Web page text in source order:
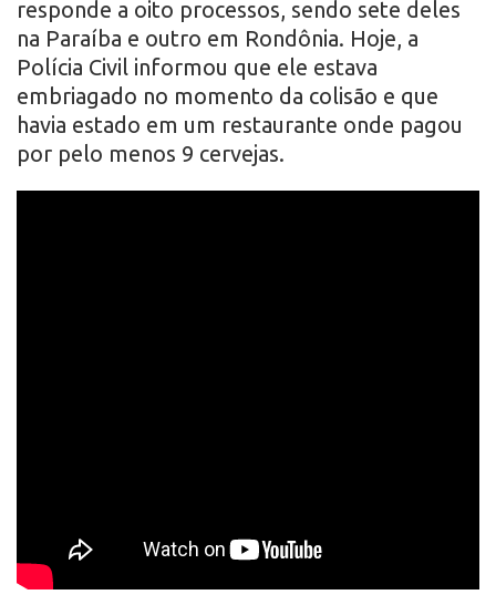
responde a oito processos, sendo sete deles
na Paraíba e outro em Rondônia. Hoje, a
Polícia Civil informou que ele estava
embriagado no momento da colisão e que
havia estado em um restaurante onde pagou
por pelo menos 9 cervejas.